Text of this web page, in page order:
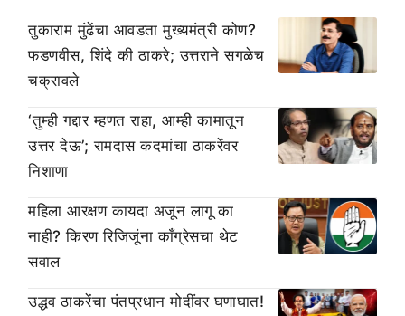
तुकाराम मुंढेंचा आवडता मुख्यमंत्री कोण?
फडणवीस, शिंदे की ठाकरे; उत्तराने सगळेच
चक्रावले
‘तुम्ही गद्दार म्हणत राहा, आम्ही कामातून
उत्तर देऊ’; रामदास कदमांचा ठाकरेंवर
निशाणा
महिला आरक्षण कायदा अजून लागू का
नाही? किरण रिजिजूंना काँग्रेसचा थेट
सवाल
उद्धव ठाकरेंचा पंतप्रधान मोदींवर घणाघात!